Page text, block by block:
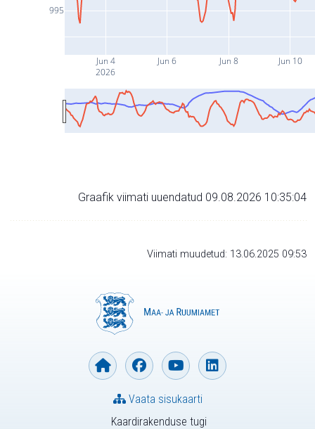
Jun 4
2026
Jun 6 Jun 8 Jun 10
995
Graafik viimati uuendatud 09.08.2026 10:35:04
Viimati muudetud: 13.06.2025 09:53
Kaardirakenduse tugi
Vaata sisukaarti